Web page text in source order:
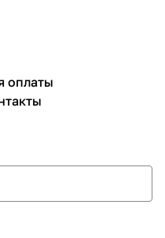
оплаты